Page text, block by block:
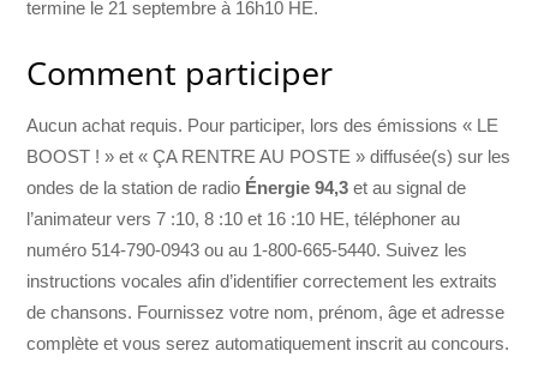
termine le 21 septembre à 16h10 HE.
Comment participer
Aucun achat requis. Pour participer, lors des émissions « LE
BOOST ! » et « ÇA RENTRE AU POSTE » diffusée(s) sur les
ondes de la station de radio Énergie 94,3 et au signal de
l’animateur vers 7 :10, 8 :10 et 16 :10 HE, téléphoner au
numéro 514-790-0943 ou au 1-800-665-5440. Suivez les
instructions vocales afin d’identifier correctement les extraits
de chansons. Fournissez votre nom, prénom, âge et adresse
complète et vous serez automatiquement inscrit au concours.